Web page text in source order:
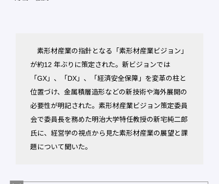
素形材産業の指針となる「素形材産業ビジョン」
が約12 年ぶりに策定された。新ビジョンでは
「GX」、「DX」、「経済安全保障」を変革の柱と
位置づけ、金属積層造形などの新技術や海外展開の
必要性が明記された。素形材産業ビジョン策定委員
会で委員長を務めた明治大学特任教授の新宅純二郎
氏に、経営学の視点から見た素形材産業の展望と課
題について聞いた。